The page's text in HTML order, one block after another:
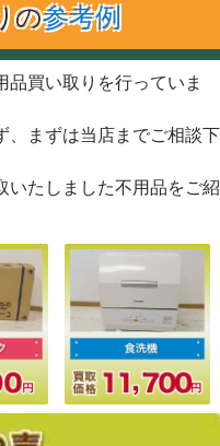
の参考例
買い取りを行っていま
、まずは当店までご相談下
いたしました不用品をご紹